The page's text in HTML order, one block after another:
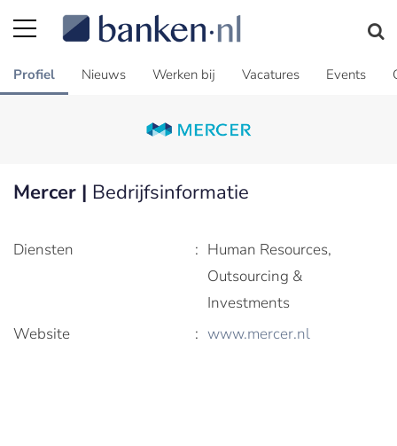
Profiel Nieuws Werken bij Vacatures Events
Mercer | Bedrijfsinformatie
Diensten : Human Resources,
Outsourcing &
Investments
Website
: www.mercer.nl